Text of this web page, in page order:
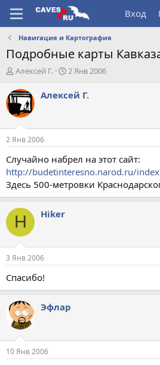
Вход
Навигация и Картография
Подробные карты
А
т
о
р
т
е
м
ы
Алексей Г.
Д
т
а
л
а
2 Янв 2006
Алексей Г.
2 Янв 2006
Случайно набрел на этот сайт:
http://budetinteresno.narod.ru/
Здесь 500-метровки
H Hiker
3 Янв 2006
Спасибо!
Эфлар
10 Янв 2006